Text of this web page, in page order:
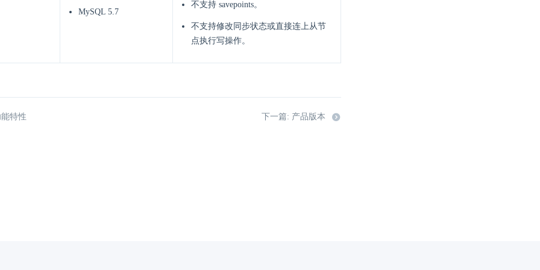
MySQL 5.7
不支持 savepoints。
不支持修改同步状态或直接连上从节
点执行写操作。
特性 下一篇: 产品版本